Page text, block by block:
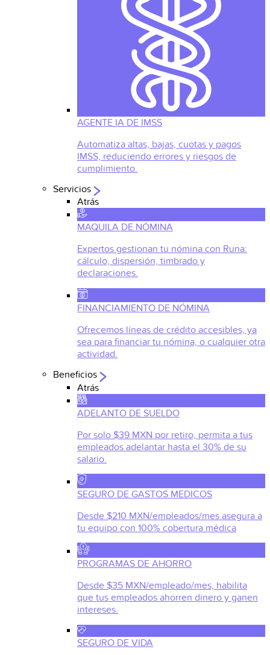
AGENTE IA DE IMSS
Automatiza altas, bajas, cuotas y pagos
IMSS, reduciendo errores y riesgos de
cumplimiento.
Servicios
Atrás
MAQUILA DE NÓMINA
Expertos gestionan tu nómina con Runa:
cálculo, dispersión, timbrado y
declaraciones.
FINANCIAMIENTO DE NÓMINA
Ofrecemos líneas de crédito accesibles, ya
sea para financiar tu nómina, o cualquier otra
actividad.
Beneficios
Atrás
ADELANTO DE SUELDO
Por solo $39 MXN por retiro, permita a tus
empleados adelantar hasta el 30% de su
salario.
SEGURO DE GASTOS MEDICOS
Desde $210 MXN/empleados/mes asegura a
tu equipo con 100% cobertura médica
PROGRAMAS DE AHORRO
Desde $35 MXN/empleado/mes, habilita
que tus empleados ahorren dinero y ganen
intereses.
SEGURO DE VIDA